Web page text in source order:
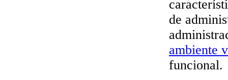
de
ambiente
funcional.